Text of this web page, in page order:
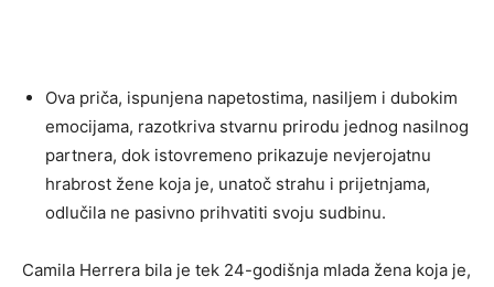
Ova priča, ispunjena napetostima, nasiljem i dubokim
emocijama, razotkriva stvarnu prirodu jednog nasilnog
partnera, dok istovremeno prikazuje nevjerojatnu
hrabrost žene koja je, unatoč strahu i prijetnjama,
odlučila ne pasivno prihvatiti svoju sudbinu.
Camila Herrera bila je tek 24-godišnja mlada žena koja je,